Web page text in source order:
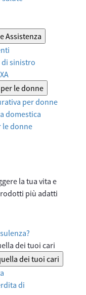
Assistenza
di sinistro
per le donne
per donne
domestica
le donne
la tua vita e
più adatti
dei tuoi cari
dei tuoi cari
di